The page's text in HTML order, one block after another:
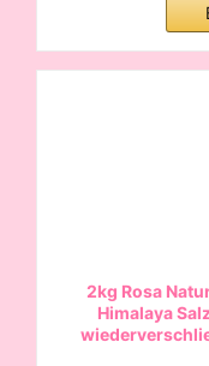
2kg Rosa
Himalaya